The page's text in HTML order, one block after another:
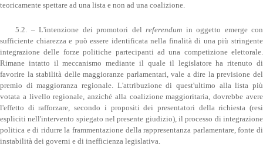
teoricamente spettare ad una lista e non ad una coalizione.
5.2. – L'intenzione dei promotori delreferendum in oggetto emerge con
sufficiente chiarezza e può essere identificata nella finalità di una più stringente
integrazione delle forze politiche partecipanti ad una competizione elettorale.
Rimane intatto il meccanismo mediante il quale il legislatore ha ritenuto di
favorire la stabilità delle maggioranze parlamentari, vale a dire la previsione del
premio di maggioranza regionale. L'attribuzione di quest'ultimo alla lista più
votata a livello regionale, anziché alla coalizione maggioritaria, dovrebbe avere
l'effetto di rafforzare, secondo i propositi dei presentatori della richiesta (resi
espliciti nell'intervento spiegato nel presente giudizio), il processo di integrazione
politica e di ridurre la frammentazione della rappresentanza parlamentare, fonte di
instabilità dei governi e di inefficienza legislativa.